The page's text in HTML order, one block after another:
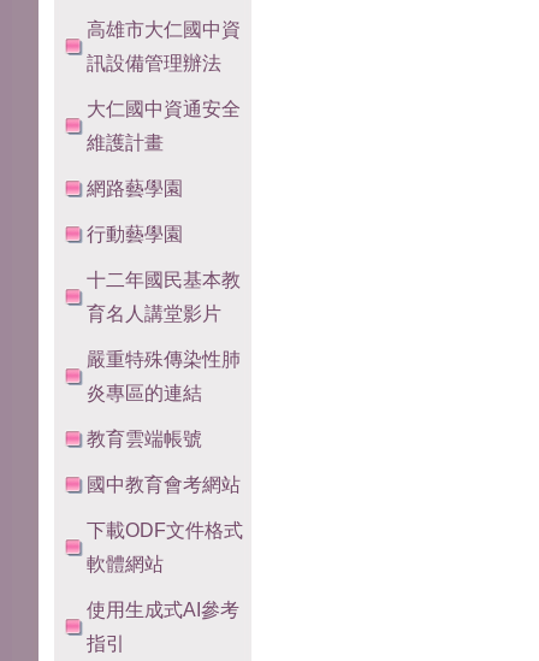
高雄市大仁國中資
訊設備管理辦法
大仁國中資通安全
維護計畫
網路藝學園
行動藝學園
十二年國民基本教
育名人講堂影片
嚴重特殊傳染性肺
炎專區的連結
教育雲端帳號
國中教育會考網站
下載ODF文件格式
軟體網站
使用生成式AI參考
指引